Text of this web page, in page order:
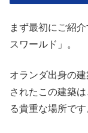
まず最初にご紹
スワールド」。
オランダ出身の建
されたこの建築
る貴重な場所です